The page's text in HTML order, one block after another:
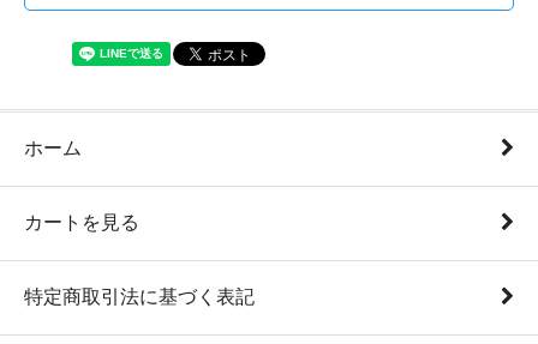
ホーム
カートを見る
特定商取引法に基づく表記